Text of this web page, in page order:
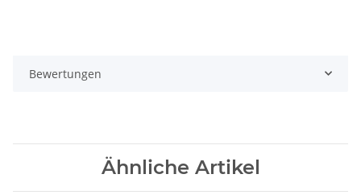
Bewertungen
Ähnliche Artikel